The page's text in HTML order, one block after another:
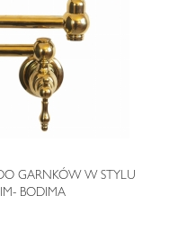
GARNKÓW W STYLU
BODIMA